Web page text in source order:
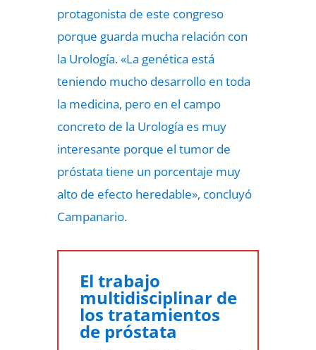
protagonista de este congreso
porque guarda mucha relación con
la Urología. «La genética está
teniendo mucho desarrollo en toda
la medicina, pero en el campo
concreto de la Urología es muy
interesante porque el tumor de
próstata tiene un porcentaje muy
alto de efecto heredable», concluyó
Campanario.
El trabajo
multidisciplinar de
los tratamientos
de próstata